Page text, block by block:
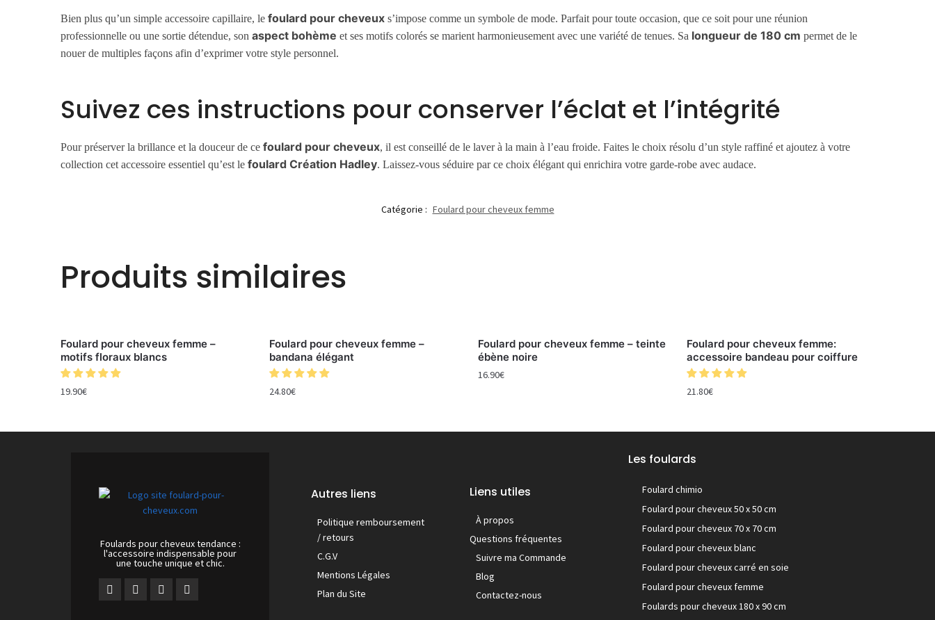
Bien plus qu’un simple accessoire capillaire, lefoulard pour cheveux s’impose comme un symbole de mode. Parfait pour toute occasion, que ce soit pour une réunion
professionnelle ou une sortie détendue, sonaspect bohème et ses motifs colorés se marient harmonieusement avec une variété de tenues. Sa longueur de 180 cm permet de le
nouer de multiples façons afin d’exprimer votre style personnel.
Suivez ces instructions pour conserver l’éclat et l’intégrité
Pour préserver la brillance et la douceur de cefoulard pour cheveux, il est conseillé de le laver à la main à l’eau froide. Faites le choix résolu d’un style raffiné et ajoutez à votre
collection cet accessoire essentiel qu’est lefoulard Création Hadley. Laissez-vous séduire par ce choix élégant qui enrichira votre garde-robe avec audace.
Catégorie : Foulard pour cheveux femme
Produits similaires
Foulard pour cheveux femme –
motifs floraux blancs
19.90€
Foulard pour cheveux femme –
bandana élégant
24.80€
Foulard pour cheveux femme – teinte
ébène noire
16.90€
Foulard pour cheveux femme:
accessoire bandeau pour coiffure
21.80€
Foulards pour cheveux tendance :
l'accessoire indispensable pour
une touche unique et chic.
Autres liens
Politique remboursement
/ retours
C.G.V
Mentions Légales
Plan du Site
Liens utiles
À propos
Questions fréquentes
Suivre ma Commande
Blog
Contactez-nous
Les foulards
Foulard chimio
Foulard pour cheveux 50 x 50 cm
Foulard pour cheveux 70 x 70 cm
Foulard pour cheveux blanc
Foulard pour cheveux carré en soie
Foulard pour cheveux femme
Foulards pour cheveux 180 x 90 cm